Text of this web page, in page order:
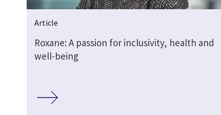
Article
Roxane: A passion for inclusivity, health and
well-being